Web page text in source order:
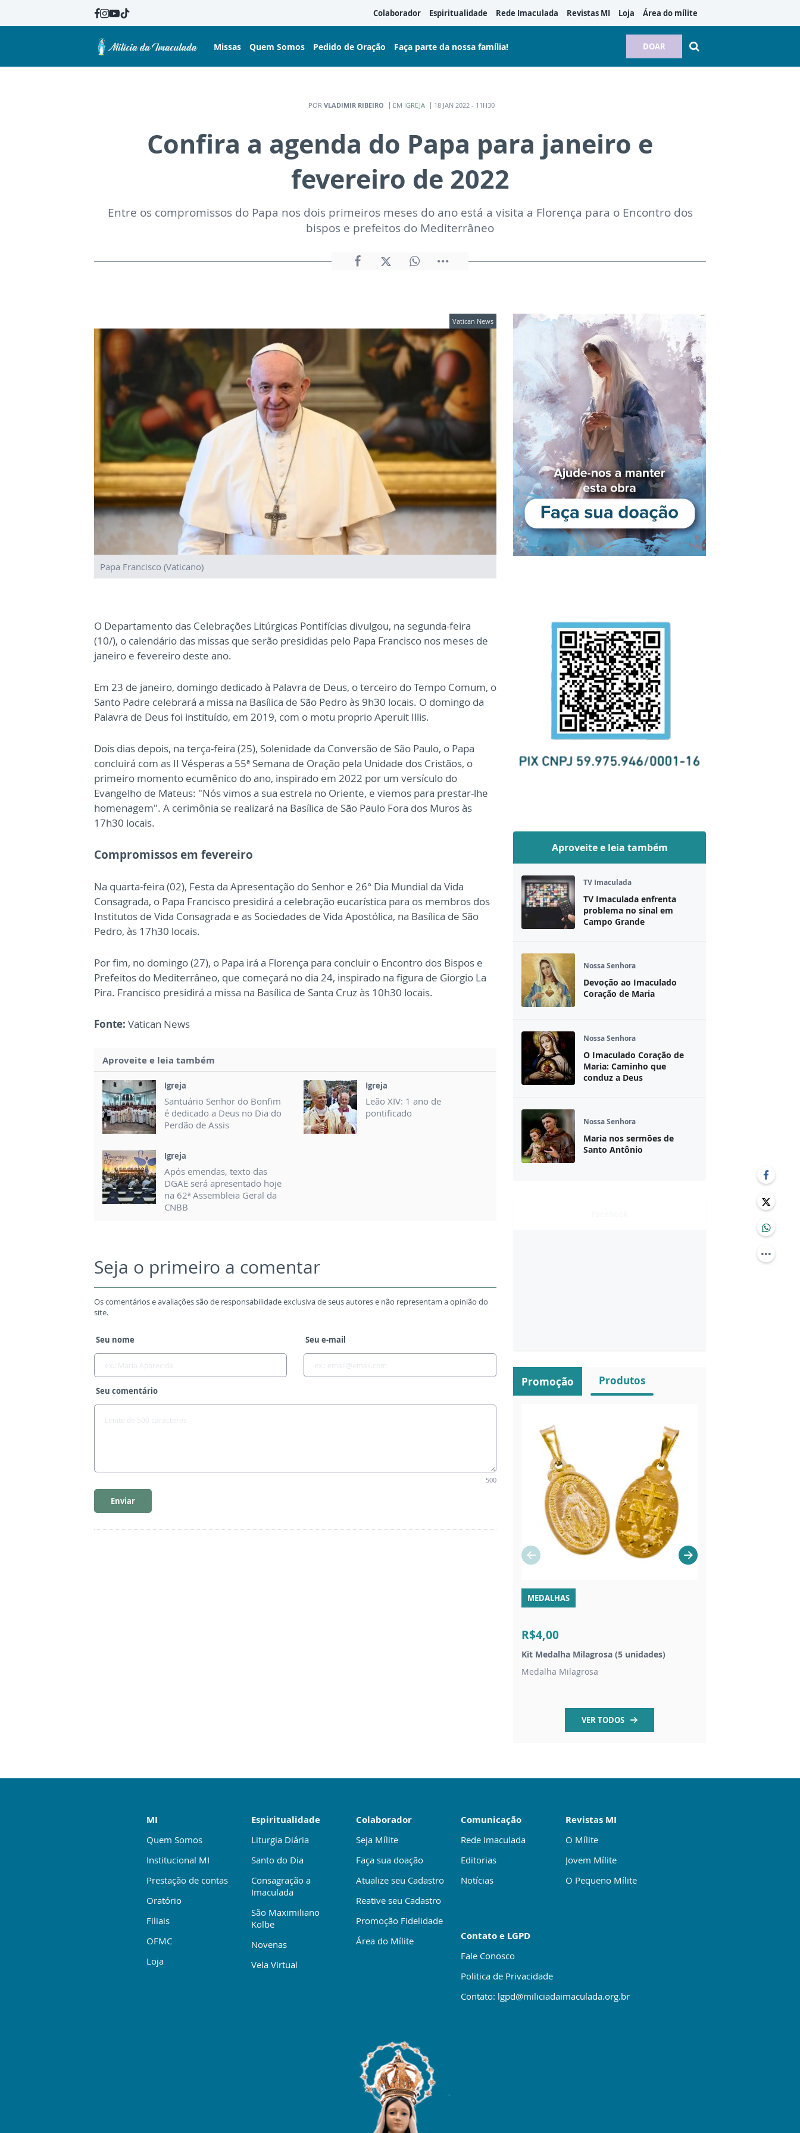
Colaborador Espiritualidade Rede Imaculada Revistas MI Loja Área do mílite
Missas Quem Somos Pedido de Oração Faça parte da nossa família! DOAR
POR VLADIMIR RIBEIRO EM IGREJA 18 JAN 2022 - 11H30
Confira a agenda do Papa para janeiro e
fevereiro de 2022
Entre os compromissos do Papa nos dois primeiros meses do ano está a visita a Florença para o Encontro dos
bispos e prefeitos do Mediterrâneo
Vatican News
Papa Francisco (Vaticano)
O Departamento das Celebrações Litúrgicas Pontifícias divulgou, na segunda-feira
(10/), o calendário das missas que serão presididas pelo Papa Francisco nos meses de
janeiro e fevereiro deste ano.
Em 23 de janeiro, domingo dedicado à Palavra de Deus, o terceiro do Tempo Comum, o
Santo Padre celebrará a missa na Basílica de São Pedro às 9h30 locais. O domingo da
Palavra de Deus foi instituído, em 2019, com o motu proprio Aperuit Illis.
Dois dias depois, na terça-feira (25), Solenidade da Conversão de São Paulo, o Papa
concluirá com as II Vésperas a 55ª Semana de Oração pela Unidade dos Cristãos, o
primeiro momento ecumênico do ano, inspirado em 2022 por um versículo do
Evangelho de Mateus: "Nós vimos a sua estrela no Oriente, e viemos para prestar-lhe
homenagem". A cerimônia se realizará na Basílica de São Paulo Fora dos Muros às
17h30 locais.
Compromissos em fevereiro
Na quarta-feira (02), Festa da Apresentação do Senhor e 26° Dia Mundial da Vida
Consagrada, o Papa Francisco presidirá a celebração eucarística para os membros dos
Institutos de Vida Consagrada e as Sociedades de Vida Apostólica, na Basílica de São
Pedro, às 17h30 locais.
Por fim, no domingo (27), o Papa irá a Florença para concluir o Encontro dos Bispos e
Prefeitos do Mediterrâneo, que começará no dia 24, inspirado na figura de Giorgio La
Pira. Francisco presidirá a missa na Basílica de Santa Cruz às 10h30 locais.
Fonte: Vatican News
Aproveite e leia também
Igreja
Santuário Senhor do Bonfim
é dedicado a Deus no Dia do
Perdão de Assis
Igreja
Leão XIV: 1 ano de
pontificado
Igreja
Após emendas, texto das
DGAE será apresentado hoje
na 62ª Assembleia Geral da
CNBB
Seja o primeiro a comentar
Os comentários e avaliações são de responsabilidade exclusiva de seus autores e não representam a opinião do
site.
Seu nome Seu e-mail
Seu comentário
500
Enviar
Promoção Produtos
MEDALHAS
R$4,00
Kit Medalha Milagrosa (5 unidades)
Medalha Milagrosa
VER TODOS
Aproveite e leia também
TV Imaculada
TV Imaculada enfrenta
problema no sinal em
Campo Grande
Nossa Senhora
Devoção ao Imaculado
Coração de Maria
Nossa Senhora
O Imaculado Coração de
Maria: Caminho que
conduz a Deus
Nossa Senhora
Maria nos sermões de
Santo Antônio
MI
Quem Somos
Institucional MI
Prestação de contas
Oratório
Filiais
OFMC
Loja
Colaborador
Seja Mílite
Faça sua doação
Atualize seu Cadastro
Reative seu Cadastro
Promoção Fidelidade
Área do Mílite
Espiritualidade
Liturgia Diária
Santo do Dia
Consagração a
Imaculada
São Maximiliano
Kolbe
Novenas
Vela Virtual
Comunicação
Rede Imaculada
Editorias
Notícias
Revistas MI
O Mílite
Jovem Mílite
O Pequeno Mílite
Contato e LGPD
Fale Conosco
Politica de Privacidade
Contato: lgpd@miliciadaimaculada.org.br